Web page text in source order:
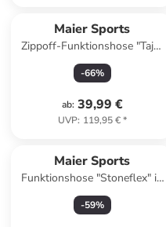
Maier Sports
Zippoff-Funktionshose "Tajo"
in Anthrazit
-66%
ab: 39,99 €
UVP: 119,95 €*
Maier Sports
Funktionshose "Stoneflex" in
Dunkelblau
-59%